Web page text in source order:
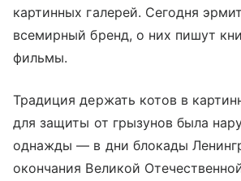
картинных галерей. Сегодня
всемирный бренд, о них пишут
фильмы.
Традиция держать котов в
для защиты от грызунов была
однажды — в дни блокады
окончания Великой